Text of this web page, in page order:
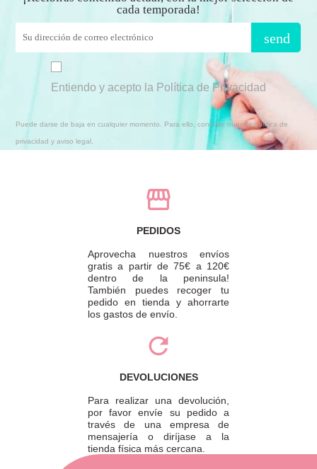
cada temporada!
send
Entiendo y acepto la Política de Privacidad
Puede darse de baja en cualquier momento. Para ello, consulte nuestra política de
privacidad y aviso legal.
PEDIDOS
Aprovecha nuestros envíos
gratis a partir de 75€ a 120€
dentro de la peninsula!
También puedes recoger tu
pedido en tienda y ahorrarte
los gastos de envío.
DEVOLUCIONES
Para realizar una devolución,
por favor envíe su pedido a
través de una empresa de
mensajería o diríjase a la
tienda física más cercana.